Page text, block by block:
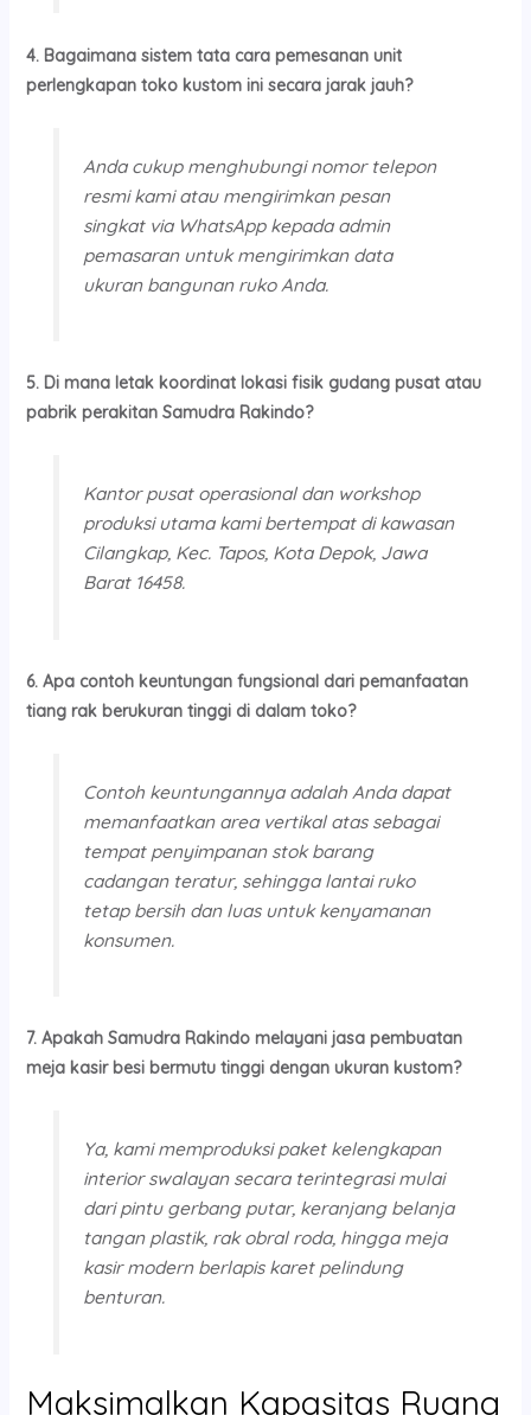
4. Bagaimana sistem tata cara pemesanan unit
perlengkapan toko kustom ini secara jarak jauh?
Anda cukup menghubungi nomor telepon
resmi kami atau mengirimkan pesan
singkat via WhatsApp kepada admin
pemasaran untuk mengirimkan data
ukuran bangunan ruko Anda.
5. Di mana letak koordinat lokasi fisik gudang pusat atau
pabrik perakitan Samudra Rakindo?
Kantor pusat operasional dan workshop
produksi utama kami bertempat di kawasan
Cilangkap, Kec. Tapos, Kota Depok, Jawa
Barat 16458.
6. Apa contoh keuntungan fungsional dari pemanfaatan
tiang rak berukuran tinggi di dalam toko?
Contoh keuntungannya adalah Anda dapat
memanfaatkan area vertikal atas sebagai
tempat penyimpanan stok barang
cadangan teratur, sehingga lantai ruko
tetap bersih dan luas untuk kenyamanan
konsumen.
7. Apakah Samudra Rakindo melayani jasa pembuatan
meja kasir besi bermutu tinggi dengan ukuran kustom?
Ya, kami memproduksi paket kelengkapan
interior swalayan secara terintegrasi mulai
dari pintu gerbang putar, keranjang belanja
tangan plastik, rak obral roda, hingga meja
kasir modern berlapis karet pelindung
benturan.
Maksimalkan Kapasitas Ruang